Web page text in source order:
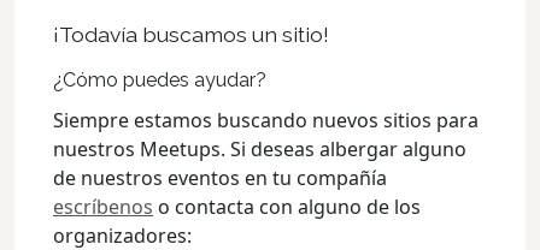
¡Todavía buscamos un sitio!
¿Cómo puedes ayudar?
Siempre estamos buscando nuevos sitios para
nuestros Meetups. Si deseas albergar alguno
de nuestros eventos en tu compañía
escríbenos o contacta con alguno de los
organizadores: